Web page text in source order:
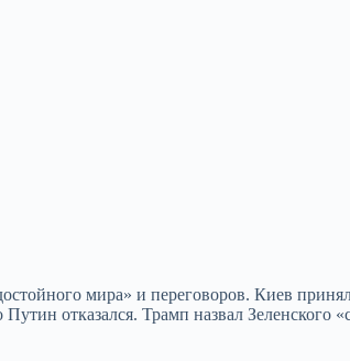
мира» и переговоров. Киев
отказался. Трамп назвал Зеленского